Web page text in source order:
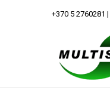
+370 5 2760281